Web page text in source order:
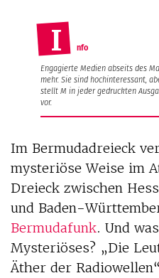
I
nfo
Engagierte Medien abseits des
mehr. Sie sind hochinteressant,
stellt M in jeder gedruckten
vor.
Im Bermudadreieck
mysteriöse Weise im
Dreieck zwischen
und Baden-
Bermudafunk. Und
Mysteriöses? „Die
Äther der